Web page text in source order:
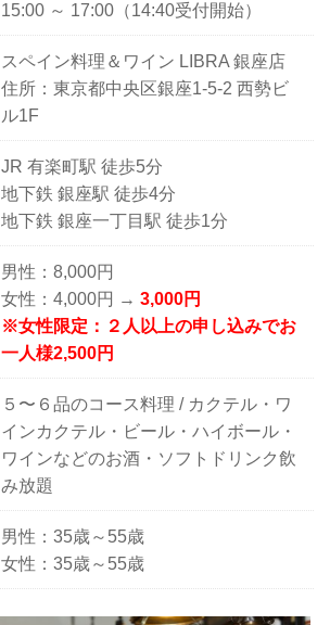
15:00 ～ 17:00（14:40受付開始）
スペイン料理＆ワイン LIBRA 銀座店
住所：東京都中央区銀座1-5-2 西勢ビ
ル1F
JR 有楽町駅 徒歩5分
地下鉄 銀座駅 徒歩4分
地下鉄 銀座一丁目駅 徒歩1分
男性：8,000円
女性：4,000円 →3,000円
※女性限定：２人以上の申し込みでお
一人様2,500円
５〜６品のコース料理 / カクテル・ワ
インカクテル・ビール・ハイボール・
ワインなどのお酒・ソフトドリンク飲
み放題
男性：35歳～55歳
女性：35歳～55歳